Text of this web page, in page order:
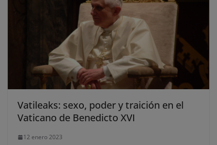
Vatileaks: sexo, poder y traición en el
Vaticano de Benedicto XVI
12 enero 2023